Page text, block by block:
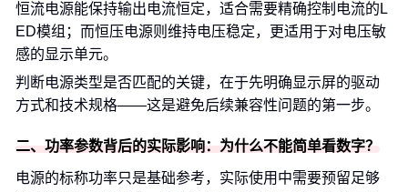
恒流电源能保持输出电流恒定，适合需要精确控制电流的L
ED模组；而恒压电源则维持电压稳定，更适用于对电压敏
感的显示单元。
判断电源类型是否匹配的关键，在于先明确显示屏的驱动
方式和技术规格——这是避免后续兼容性问题的第一步。
二、功率参数背后的实际影响：为什么不能简单看数字？
电源的标称功率只是基础参考，实际使用中需要预留足够